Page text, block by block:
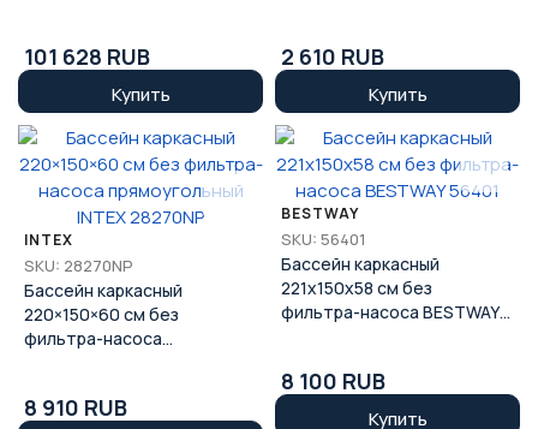
101 628 RUB
Купить
2 610 RUB
Купить
INTEX
SKU: 28270NP
Бассейн каркасный
220×150×60 см без
фильтра-насоса
8 910 RUB
BESTWAY
SKU: 56401
Бассейн каркасный
221x150x58 см без
фильтра-насоса BESTWAY
8 100 RUB
Купить